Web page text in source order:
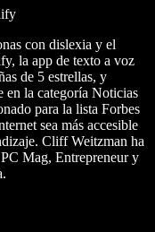
con dislexia y el
la app de texto a voz
de 5 estrellas, y
en la categoría Noticias
para la lista Forbes
sea más accesible
Cliff Weitzman ha
Mag, Entrepreneur y